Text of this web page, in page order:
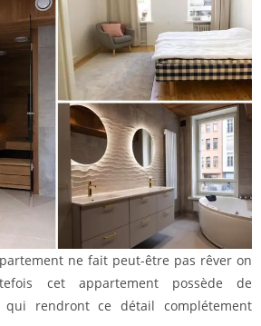
ne fait peut-être pas rêver on
cet appartement possède de
qui rendront ce détail complétement